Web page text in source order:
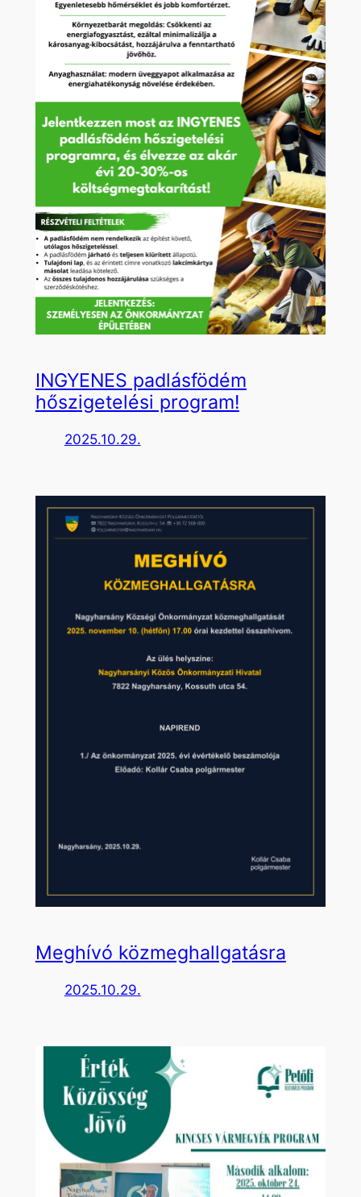
INGYENES padlásfödém
hőszigetelési program!
2025.10.29.
Meghívó közmeghallgatásra
2025.10.29.